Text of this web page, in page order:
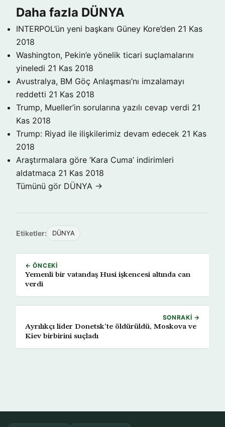
Daha fazla DÜNYA
INTERPOL’ün yeni başkanı Güney Kore’den 21 Kas
2018
Washington, Pekin’e yönelik ticari suçlamalarını
yineledi 21 Kas 2018
Avustralya, BM Göç Anlaşması’nı imzalamayı
reddetti 21 Kas 2018
Trump, Mueller’in sorularına yazılı cevap verdi 21
Kas 2018
Trump: Riyad ile ilişkilerimiz devam edecek 21 Kas
2018
Araştırmalara göre ‘Kara Cuma’ indirimleri
aldatmaca 21 Kas 2018
Tümünü gör DÜNYA →
Etiketler: DÜNYA
← ÖNCEKI
Yemenli bir vatandaş Husi işkencesi altında can
verdi
SONRAKI →
Ayrılıkçı lider Donetsk’te öldürüldü, Moskova ve
Kiev birbirini suçladı